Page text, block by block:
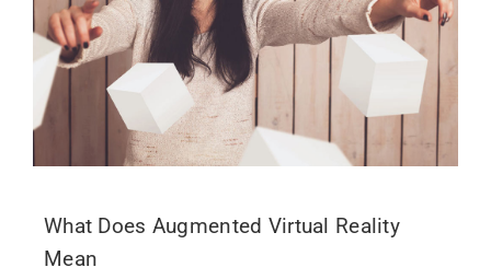
What Does Augmented Virtual Reality
Mean